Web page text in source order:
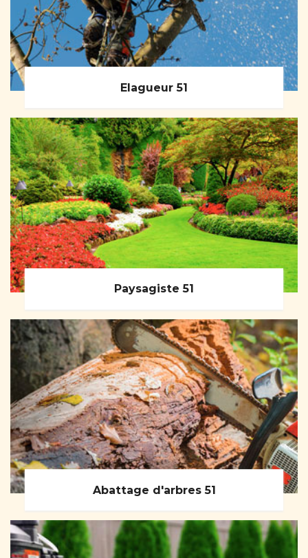
Elagueur 51
Paysagiste 51
Abattage d'arbres 51